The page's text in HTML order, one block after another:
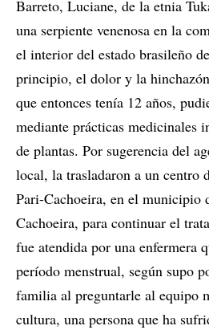
Barreto, Luciane, de la etnia
una serpiente venenosa en la
el interior del estado brasileño
principio, el dolor y la
que entonces tenía 12 años,
mediante prácticas medicinales
de plantas. Por sugerencia del
local, la trasladaron a un centro
Pari-Cachoeira, en el municipio
Cachoeira, para continuar el
fue atendida por una enfermera
período menstrual, según supo
familia al preguntarle al equipo
cultura, una persona que ha